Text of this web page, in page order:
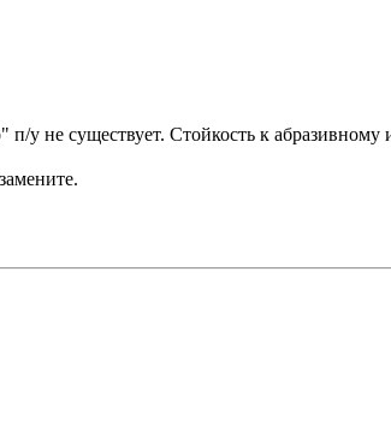
не существует. Стойкость к абразивному